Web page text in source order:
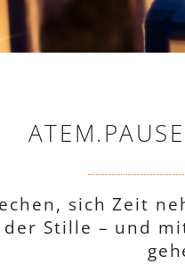
sich Zeit
Stille – und